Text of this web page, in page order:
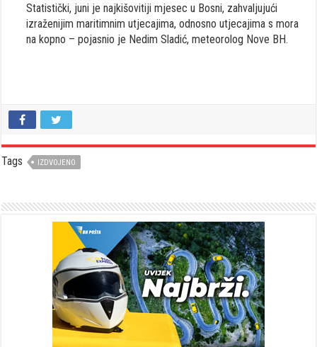
Statistički, juni je najkišovitiji mjesec u Bosni, zahvaljujući
izraženijim maritimnim utjecajima, odnosno utjecajima s mora
na kopno – pojasnio je Nedim Sladić, meteorolog Nove BH.
Tags IZDVOJENO